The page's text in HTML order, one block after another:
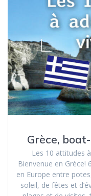
Grèce,
Les 10 attitudes
Bienvenue en Grèce!
en Europe entre
soleil, de fêtes et